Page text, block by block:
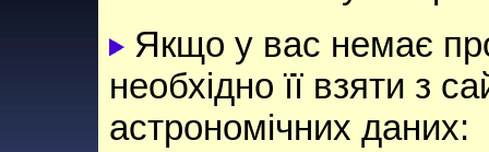
Якщо у вас немає
необхідно її взяти з
астрономічних даних: